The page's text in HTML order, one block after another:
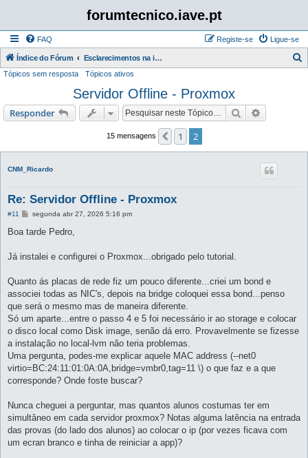
forumtecnico.iave.pt
FAQ Ligue-se
Registe-se
Índice do Fórum Esclarecimentos na instalação e utilização das aplicações para as provas digitais 2026
Tópicos sem resposta Tópicos ativos
Servidor Offline - Proxmox
Responder Pesquisar
15 mensagens Anterior
1 2
CNM_Ricardo
Re: Servidor Offline - Proxmox
#11
M
n
g
segunda abr 27, 2026 5:16 pm
Boa tarde Pedro,
Já instalei e configurei o Proxmox...obrigado pelo tutorial.
Quanto ás placas de rede fiz um pouco diferente...criei um bond e
associei todas as NIC's, depois na bridge coloquei essa bond...penso
que será o mesmo mas de maneira diferente.
Só um aparte...entre o passo 4 e 5 foi necessário ir ao storage e colocar
o disco local como Disk image, senão dá erro. Provavelmente se fizesse
a instalação no local-lvm não teria problemas.
Uma pergunta, podes-me explicar aquele MAC address (--net0
virtio=BC:24:11:01:0A:0A,bridge=vmbr0,tag=11 \) o que faz e a que
corresponde? Onde foste buscar?
Nunca cheguei a perguntar, mas quantos alunos costumas ter em
simultâneo em cada servidor proxmox? Notas alguma latência na entrada
das provas (do lado dos alunos) ao colocar o ip (por vezes ficava com
um ecran branco e tinha de reiniciar a app)?